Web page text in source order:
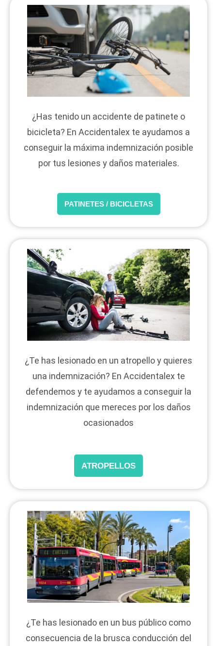
¿Has tenido un accidente de patinete o
bicicleta? En Accidentalex te ayudamos a
conseguir la máxima indemnización posible
por tus lesiones y daños materiales.
PATINETES / BICICLETAS
¿Te has lesionado en un atropello y quieres
una indemnización? En Accidentalex te
defendemos y te ayudamos a conseguir la
indemnización que mereces por los daños
ocasionados
ATROPELLOS
¿Te has lesionado en un bus público como
consecuencia de la brusca conducción del